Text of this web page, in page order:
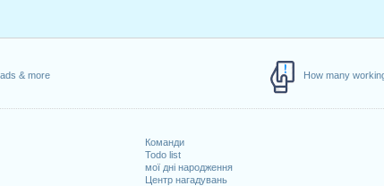
& more How many
Команди
Todo list
мої дні народження
Центр нагадувань